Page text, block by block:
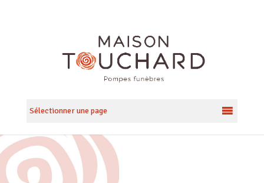
Sélectionner une page